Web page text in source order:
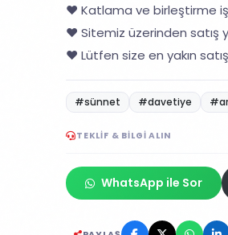
❤️ Katlama ve birleştirme
❤️ Sitemiz üzerinden satış
❤️ Lütfen size en yakın
#sünnet #davetiye
TEKLIF & BILGI ALIN
WhatsApp ile Sor